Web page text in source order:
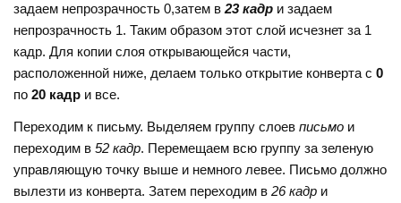
задаем непрозрачность 0,затем в 23 кадр и задаем
непрозрачность 1. Таким образом этот слой исчезнет за 1
кадр. Для копии слоя открывающейся части,
расположенной ниже, делаем только открытие конверта с0
по20 кадр и все.
Переходим к письму. Выделяем группу слоевписьмо и
переходим в52 кадр. Перемещаем всю группу за зеленую
управляющую точку выше и немного левее. Письмо должно
вылезти из конверта. Затем переходим в26 кадр и